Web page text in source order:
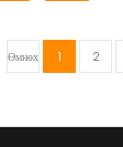
Өмнөх 1 2